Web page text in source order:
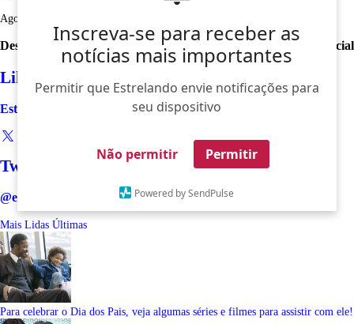
Inscreva-se para receber as
notícias mais importantes
Permitir que Estrelando envie notificações para
seu dispositivo
Não permitir Permitir
Powered by SendPulse
Ago
Desculpe, não foi encontrado nenhum registro sobre: acao-judicial
Like
Estrelando
Twitter
@estrelando
Mais Lidas Últimas
Para celebrar o Dia dos Pais, veja algumas séries e filmes para assistir com ele!